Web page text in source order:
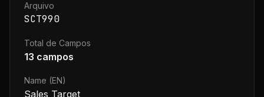
Arquivo
SCT990
Total de Campos
13 campos
Name (EN)
Sales Target